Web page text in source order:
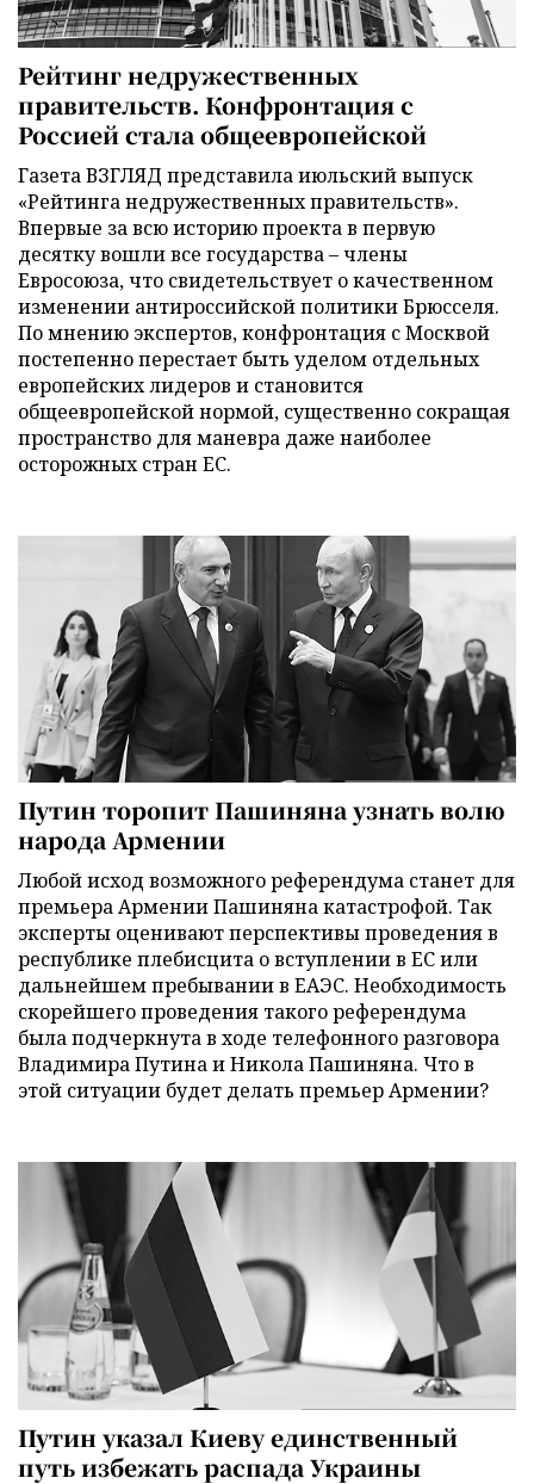
Рейтинг недружественных
правительств. Конфронтация с
Россией стала общеевропейской
Газета ВЗГЛЯД представила июльский выпуск
«Рейтинга недружественных правительств».
Впервые за всю историю проекта в первую
десятку вошли все государства – члены
Евросоюза, что свидетельствует о качественном
изменении антироссийской политики Брюсселя.
По мнению экспертов, конфронтация с Москвой
постепенно перестает быть уделом отдельных
европейских лидеров и становится
общеевропейской нормой, существенно сокращая
пространство для маневра даже наиболее
осторожных стран ЕС.
Путин торопит Пашиняна узнать волю
народа Армении
Любой исход возможного референдума станет для
премьера Армении Пашиняна катастрофой. Так
эксперты оценивают перспективы проведения в
республике плебисцита о вступлении в ЕС или
дальнейшем пребывании в ЕАЭС. Необходимость
скорейшего проведения такого референдума
была подчеркнута в ходе телефонного разговора
Владимира Путина и Никола Пашиняна. Что в
этой ситуации будет делать премьер Армении?
Путин указал Киеву единственный
путь избежать распада Украины